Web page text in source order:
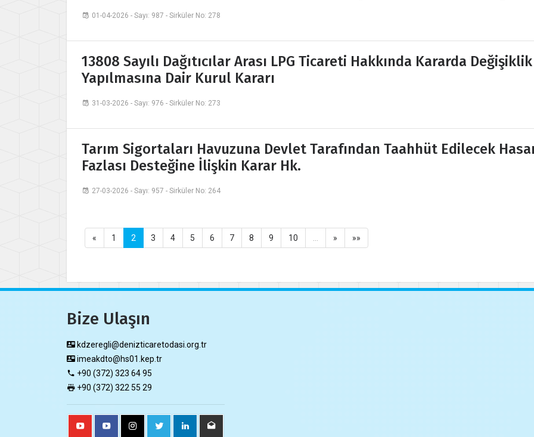
01-04-2026 - Sayı: 987 - Sirküler No: 278
13808 Sayılı Dağıtıcılar Arası LPG Ticareti Hakkında Kararda Değişiklik
Yapılmasına Dair Kurul Kararı
31-03-2026 - Sayı: 976 - Sirküler No: 273
Tarım Sigortaları Havuzuna Devlet Tarafından Taahhüt Edilecek
Fazlası Desteğine İlişkin Karar Hk.
27-03-2026 - Sayı: 957 - Sirküler No: 264
« 1 2 3 4 5 6 7 8 9 10 … » »»
Bize Ulaşın
kdzeregli@denizticaretodasi.org.tr
imeakdto@hs01.kep.tr
+90 (372) 323 64 95
+90 (372) 322 55 29